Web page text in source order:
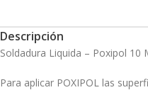
Descripción
Soldadura Liquida – Poxipol 10
Para aplicar POXIPOL las